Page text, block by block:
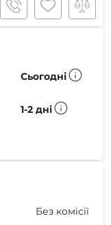
Сьогодні
1-2 дні
Без комісії